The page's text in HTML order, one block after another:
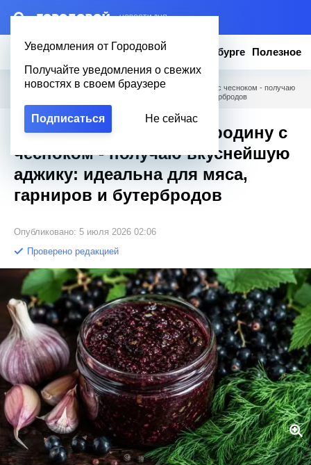
– НОВОСТИ ДНЯ
Уведомления от Городовой
Получайте уведомления о свежих
новостях в своем браузере
Подписаться Не сейчас
Новости Эксклюзив Вопросы о Петербурге Полезное
Городовой Полезное / Измельчаю черную смородину с чесноком - получаю
вкуснейшую аджику: идеальна для мяса, гарниров и бутербродов
Измельчаю черную смородину с
чесноком - получаю вкуснейшую
аджику: идеальна для мяса,
гарниров и бутербродов
Опубликовано: 5 июля 2026 02:06
Проверено редакцией
Измельчаю черную смородину с чесноком - получаю вкуснейшую